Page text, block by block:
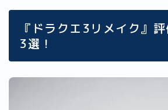
『ドラクエ3リメイク』
3選！